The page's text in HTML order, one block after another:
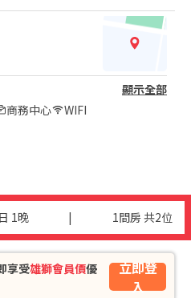
顯示全部
商務中心 WIFI
1晚 | 1間房 共2位
享受雄獅會員價優
立即登
入